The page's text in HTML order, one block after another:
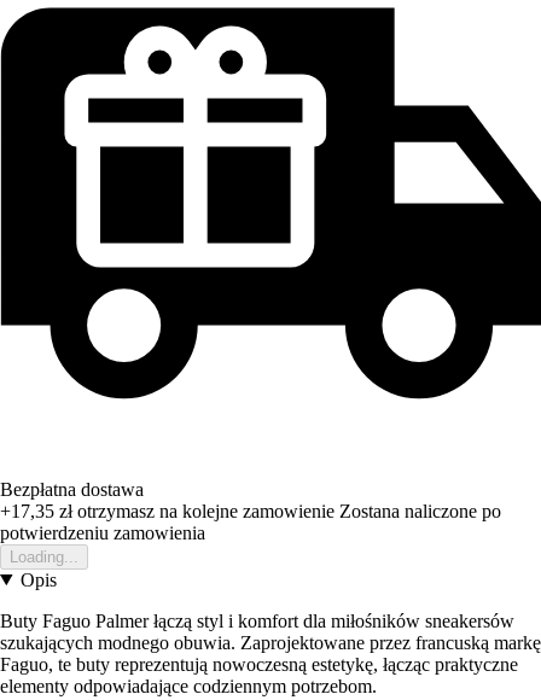
Bezpłatna dostawa
+17,35 złotrzymasz na kolejne zamowienie Zostana naliczone po
potwierdzeniu zamowienia
Loading...
Opis
Buty Faguo Palmer łączą styl i komfort dla miłośników sneakersów
szukających modnego obuwia. Zaprojektowane przez francuską markę
Faguo, te buty reprezentują nowoczesną estetykę, łącząc praktyczne
elementy odpowiadające codziennym potrzebom.